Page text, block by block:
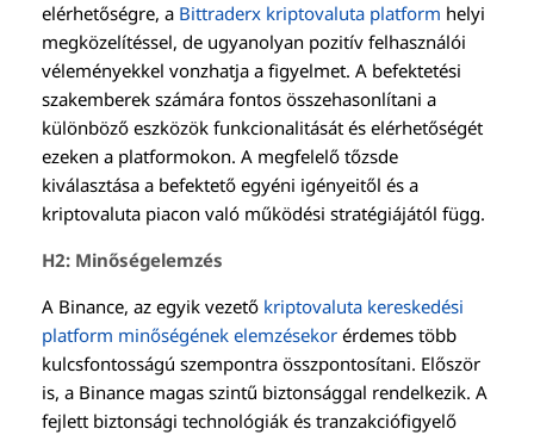
elérhetőségre, a Bittraderx kriptovaluta platform helyi
megközelítéssel, de ugyanolyan pozitív felhasználói
véleményekkel vonzhatja a figyelmet. A befektetési
szakemberek számára fontos összehasonlítani a
különböző eszközök funkcionalitását és elérhetőségét
ezeken a platformokon. A megfelelő tőzsde
kiválasztása a befektető egyéni igényeitől és a
kriptovaluta piacon való működési stratégiájától függ.
H2: Minőségelemzés
A Binance, az egyik vezető kriptovaluta kereskedési
platform minőségének elemzésekor érdemes több
kulcsfontosságú szempontra összpontosítani. Először
is, a Binance magas szintű biztonsággal rendelkezik. A
fejlett biztonsági technológiák és tranzakciófigyelő